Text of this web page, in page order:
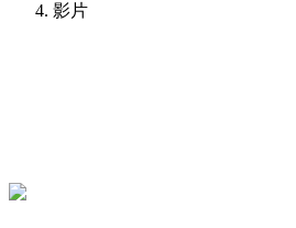
影片